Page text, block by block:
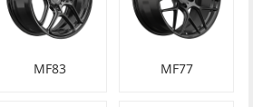
MF83 MF77